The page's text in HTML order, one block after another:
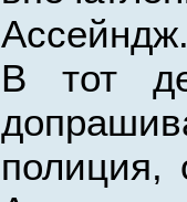
В тот
полиция,